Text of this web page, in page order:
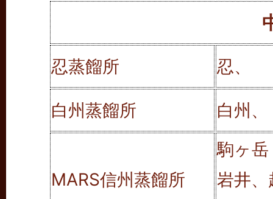
忍蒸餾所 忍、
白州蒸餾所 白州、
MARS信州蒸餾所
駒ヶ岳
岩井、